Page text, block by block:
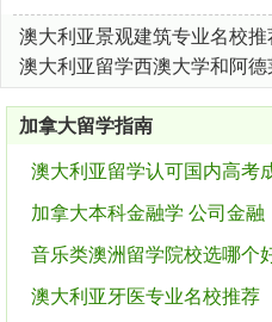
澳大利亚景观建筑专业名校推
澳大利亚留学西澳大学和阿
加拿大留学指南
澳大利亚留学认可国内高考
加拿大本科金融学 公司金融
音乐类澳洲留学院校选哪个
澳大利亚牙医专业名校推荐